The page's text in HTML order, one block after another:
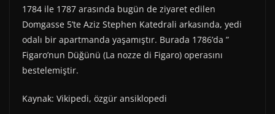
1784 ile 1787 arasında bugün de ziyaret edilen
Domgasse 5’te Aziz Stephen Katedrali arkasında, yedi
odalı bir apartmanda yaşamıştır. Burada 1786’da ”
Figaro’nun Düğünü (La nozze di Figaro) operasını
bestelemiştir.
Kaynak: Vikipedi, özgür ansiklopedi